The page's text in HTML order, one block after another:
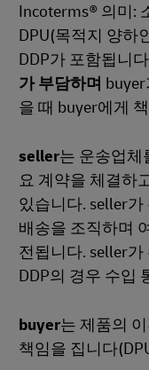
Incoterms® 의미:
DPU(목적지 양하
DDP가 포함됩니
가 부담하며
을 때 buyer에게
seller는 운송업체
요 계약을 체결하
있습니다. seller
배송을 조직하며
전됩니다. seller가
DDP의 경우 수입
buyer는 제품의
책임을 집니다